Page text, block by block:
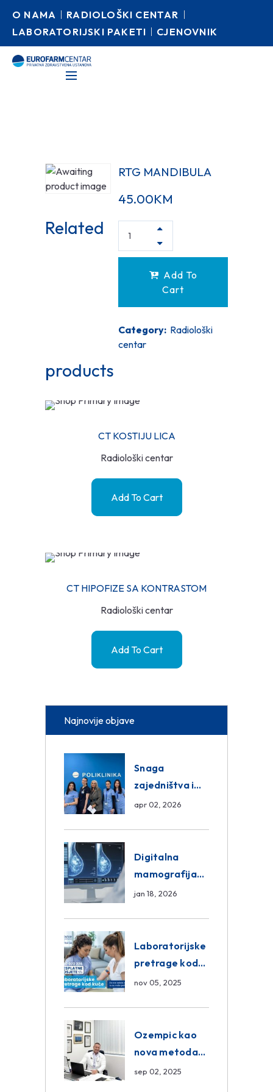
O NAMA
RADIOLOŠKI CENTAR
LABORATORIJSKI PAKETI
CJENOVNIK
RTG MANDIBULA
45.00KM
Add To
Cart
Category: Radiološki
centar
Related
products
CT KOSTIJU LICA
Radiološki centar
Add To Cart
CT HIPOFIZE SA KONTRASTOM
Radiološki centar
Add To Cart
Najnovije objave
Snaga
zajedništva i
razmjena
Group
apr 02, 2026
Digitalna
mamografija
Sarajevo –
Centar
Poliklinika
jan 18, 2026
Laboratorijske
pretrage kod
kuće – novo u
Poliklinici
nov 05, 2025
Ozempic kao
nova metoda
mršavljenja: da
sep 02, 2025